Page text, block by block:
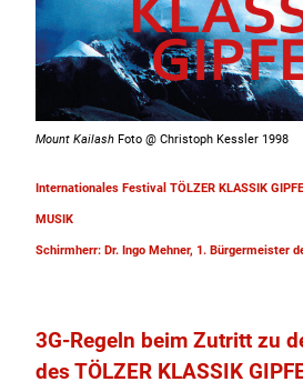
Mount Kailash Foto @ Christoph Kessler 1998
Internationales Festival TÖLZER KLASSIK
MUSIK
Schirmherr: Dr. Ingo Mehner, 1. Bürgermeister
3G-Regeln beim Zutritt zu
des TÖLZER KLASSIK